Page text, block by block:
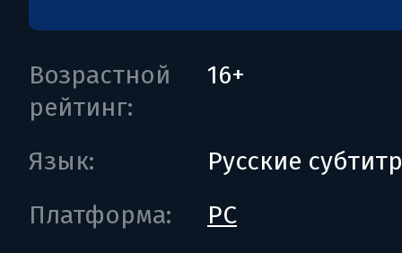
Возрастной
рейтинг:
16+
Язык:
Русские
Платформа:
PC